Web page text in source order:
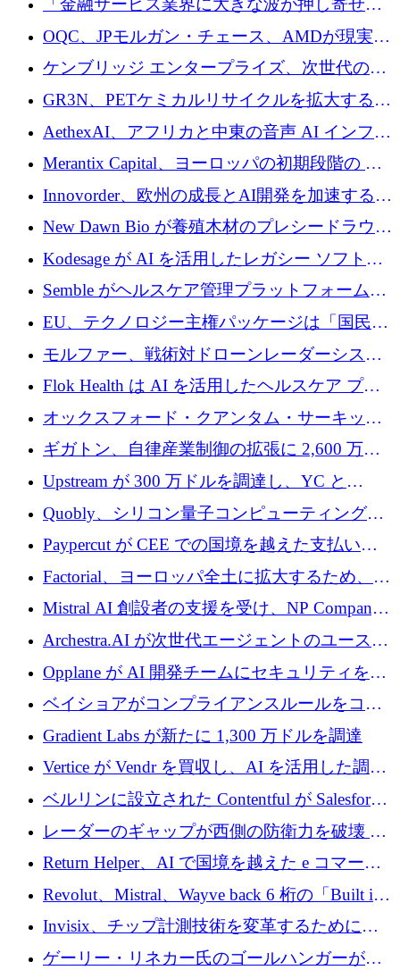
ンを開始
「金融サービス業界に大きな波が押し寄せて
いる」と「欧州初のAIネイティブ銀行」のボ
スが語る
OQC、JPモルガン・チェース、AMDが現実世
界のフィンテック・アプリケーションを探索
するためにQuantum-AIデータセンターを立ち
上げ
ケンブリッジ エンタープライズ、次世代のデ
ィープテック創設者向けにロンドンの出発点
を構築
GR3N、PETケミカルリサイクルを拡大するた
めにシリーズBで1,550万ユーロを調達
AethexAI、アフリカと中東の音声 AI インフラ
ストラクチャを構築するために 300 万ドルを
Merantix Capital、ヨーロッパの初期段階の AI
スタートアップ向けに 1 億 300 万ユーロのフ
ァンドを立ち上げる
Innovorder、欧州の成長とAI開発を加速するた
めに2,000万ユーロを確保
New Dawn Bio が養殖木材のプレシードラウン
ドで 210 万ユーロを調達
Kodesage が AI を活用したレガシー ソフトウ
ェアの最新化のために 660 万ドルを調達
Semble がヘルスケア管理プラットフォームを
拡大するためにシリーズ C で 3,000 万ポンド
を調達
EU、テクノロジー主権パッケージは「国民の
保護」に関するものだと発言
モルファー、戦術対ドローンレーダーシステ
ムを最前線に近づけるために150万ユーロを調
Flok Health は AI を活用したヘルスケア プラ
ットフォームの成長に 1,250 万ドルを投資
オックスフォード・クアンタム・サーキット
が「成人向け」2億6,000万ポンドの資金調達
ギガトン、自律産業制御の拡張に 2,600 万ド
ルを調達
Upstream が 300 万ドルを調達し、YC と
Xavier Niel が支援する共同 AI 受信箱を立ち上
げる
Quobly、シリコン量子コンピューティングの
商用化のためにシリーズ A で 1 億 1,500 万ユ
ーロを調達
Paypercut が CEE での国境を越えた支払いを
拡大するために 500 万ユーロを確保
Factorial、ヨーロッパ全土に拡大するため、25
億ドルの評価額で1億5,000万ドルのシリーズD
Mistral AI 創設者の支援を受け、NP Company
がエンジニアリング向け AI を推進するために
600 万ユーロのプレシードを確保
Archestra.AI が次世代エージェントのユースケ
ースを実現するために 1,000 万ドルを調達
Opplane が AI 開発チームにセキュリティをも
たらすために 450 万ユーロを調達
ベイショアがコンプライアンスルールをコー
ド化するために800万ドルを調達
Gradient Labs が新たに 1,300 万ドルを調達
Vertice が Vendr を買収し、AI を活用した調達
インテリジェンス プラットフォームを構築
ベルリンに設立された Contentful が Salesforce
に買収される
レーダーのギャップが西側の防衛力を破壊 —
そしてベルリンのチップスタートアップがそ
れを埋める
Return Helper、AI で国境を越えた e コマース
の返品を利益に変えるシリーズ A で 400 万ド
ルを調達
Revolut、Mistral、Wayve back 6 桁の「Built in
Europe」キャンペーン
Invisix、チップ計測技術を変革するために
2,000 万ユーロのシードラウンドを完了
ゲーリー・リネカー氏のゴールハンガーがVC